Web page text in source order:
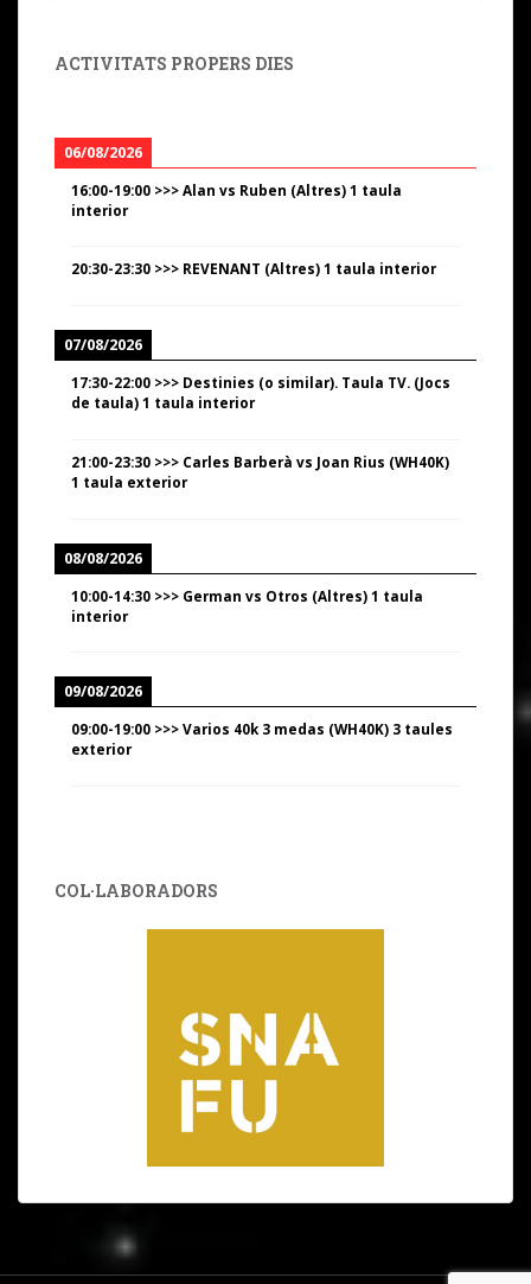
ACTIVITATS PROPERS DIES
06/08/2026
16:00-19:00 >>>Alan vs Ruben (Altres) 1 taula
interior
20:30-23:30 >>> REVENANT (Altres) 1 taula interior
07/08/2026
17:30-22:00 >>> Destinies (o similar). Taula TV. (Jocs
de taula) 1 taula interior
21:00-23:30 >>> Carles Barberà vs Joan Rius (WH40K)
1 taula exterior
08/08/2026
10:00-14:30 >>> German vs Otros (Altres) 1 taula
interior
09/08/2026
09:00-19:00 >>>Varios 40k 3 medas (WH40K) 3 taules
exterior
COL·LABORADORS